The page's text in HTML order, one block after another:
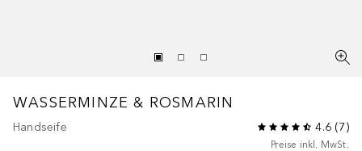
WASSERMINZE & ROSMARIN
Handseife 4.6 (7)
Preise inkl. MwSt.